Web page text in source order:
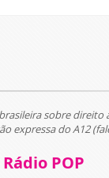
sobre direito
expressa do A12
Rádio POP